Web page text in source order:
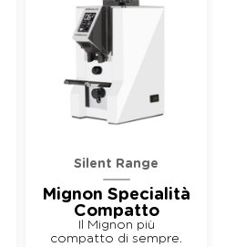
Silent Range
Mignon Specialità
Compatto
Il Mignon più
compatto di sempre.